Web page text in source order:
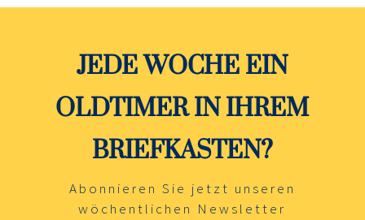
JEDE WOCHE EIN
OLDTIMER IN IHREM
BRIEFKASTEN?
Abonnieren Sie jetzt unseren
wöchentlichen Newsletter